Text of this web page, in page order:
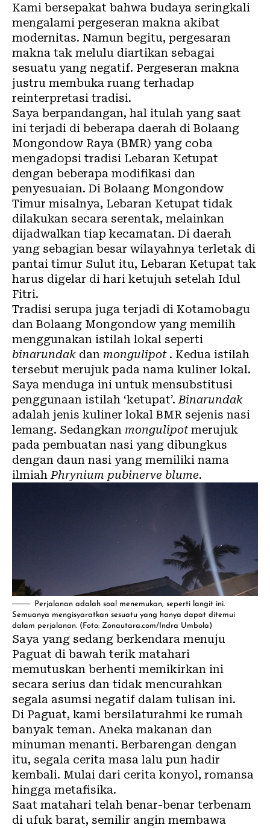
Kami bersepakat bahwa budaya seringkali
mengalami pergeseran makna akibat
modernitas. Namun begitu, pergesaran
makna tak melulu diartikan sebagai
sesuatu yang negatif. Pergeseran makna
justru membuka ruang terhadap
reinterpretasi tradisi.
Saya berpandangan, hal itulah yang saat
ini terjadi di beberapa daerah di Bolaang
Mongondow Raya (BMR) yang coba
mengadopsi tradisi Lebaran Ketupat
dengan beberapa modifikasi dan
penyesuaian. Di Bolaang Mongondow
Timur misalnya, Lebaran Ketupat tidak
dilakukan secara serentak, melainkan
dijadwalkan tiap kecamatan. Di daerah
yang sebagian besar wilayahnya terletak di
pantai timur Sulut itu, Lebaran Ketupat tak
harus digelar di hari ketujuh setelah Idul
Fitri.
Tradisi serupa juga terjadi di Kotamobagu
dan Bolaang Mongondow yang memilih
menggunakan istilah lokal seperti
binarundak dan mongulipot . Kedua istilah
tersebut merujuk pada nama kuliner lokal.
Saya menduga ini untuk mensubstitusi
penggunaan istilah ‘ketupat’. Binarundak
adalah jenis kuliner lokal BMR sejenis nasi
lemang. Sedangkan mongulipotmerujuk
pada pembuatan nasi yang dibungkus
dengan daun nasi yang memiliki nama
ilmiah Phrynium pubinerve blume.
Perjalanan adalah soal menemukan, seperti langit ini.
Semuanya mengisyaratkan sesuatu yang hanya dapat ditemui
dalam perjalanan. (Foto: Zonautara.com/Indra Umbola)
Saya yang sedang berkendara menuju
Paguat di bawah terik matahari
memutuskan berhenti memikirkan ini
secara serius dan tidak mencurahkan
segala asumsi negatif dalam tulisan ini.
Di Paguat, kami bersilaturahmi ke rumah
banyak teman. Aneka makanan dan
minuman menanti. Berbarengan dengan
itu, segala cerita masa lalu pun hadir
kembali. Mulai dari cerita konyol, romansa
hingga metafisika.
Saat matahari telah benar-benar terbenam
di ufuk barat, semilir angin membawa